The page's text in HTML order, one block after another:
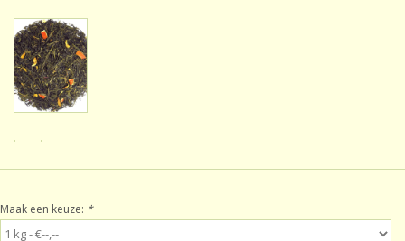
NIEUW! Verpakte thee
BeppeDeli en 8tea1
Contact
Sale!
Laatste kans!
Maak een keuze: *